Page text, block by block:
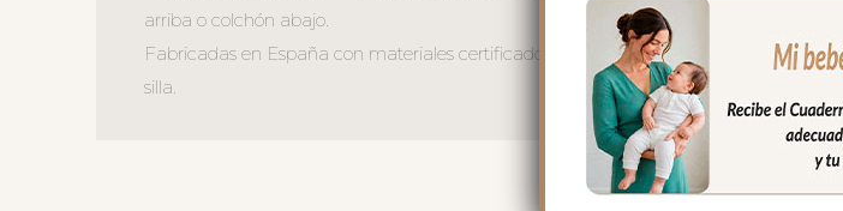
arriba o colchón abajo.
Fabricadas en España con materiales certificados libres de sustancias nocivas. La
silla.